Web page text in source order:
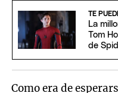
TE
La
Tom
de
Como era de